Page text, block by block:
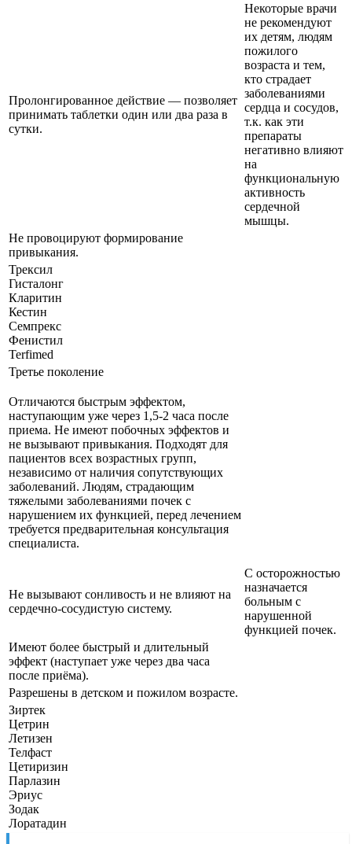
Пролонгированное действие — позволяет
принимать таблетки один или два раза в
сутки.
Некоторые врачи
не рекомендуют
их детям, людям
пожилого
возраста и тем,
кто страдает
заболеваниями
сердца и сосудов,
т.к. как эти
препараты
негативно влияют
на
функциональную
активность
сердечной
мышцы.
Не провоцируют формирование
привыкания.
Трексил
Гисталонг
Кларитин
Кестин
Семпрекс
Фенистил
Terfimed
Третье поколение
Отличаются быстрым эффектом,
наступающим уже через 1,5-2 часа после
приема. Не имеют побочных эффектов и
не вызывают привыкания. Подходят для
пациентов всех возрастных групп,
независимо от наличия сопутствующих
заболеваний. Людям, страдающим
тяжелыми заболеваниями почек с
нарушением их функцией, перед лечением
требуется предварительная консультация
специалиста.
Не вызывают сонливость и не влияют на
сердечно-сосудистую систему.
С осторожностью
назначается
больным с
нарушенной
функцией почек.
Имеют более быстрый и длительный
эффект (наступает уже через два часа
после приёма).
Разрешены в детском и пожилом возрасте.
Зиртек
Цетрин
Летизен
Телфаст
Цетиризин
Парлазин
Эриус
Зодак
Лоратадин